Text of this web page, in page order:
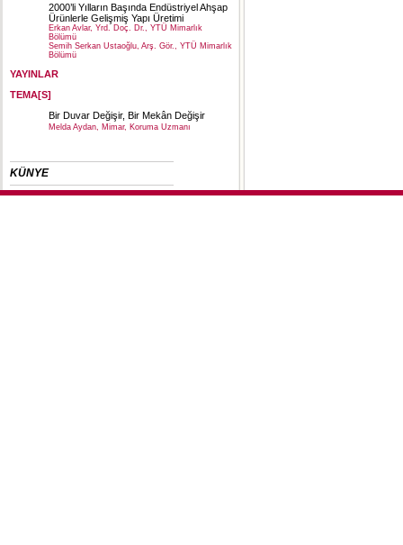
2000’li Yılların Başında Endüstriyel Ahşap
Ürünlerle Gelişmiş Yapı Üretimi
Erkan Avlar, Yrd. Doç. Dr., YTÜ Mimarlık
Bölümü
Semih Serkan Ustaoğlu, Arş. Gör., YTÜ Mimarlık
Bölümü
YAYINLAR
TEMA[S]
Bir Duvar Değişir, Bir Mekân Değişir
Melda Aydan, Mimar, Koruma Uzmanı
KÜNYE